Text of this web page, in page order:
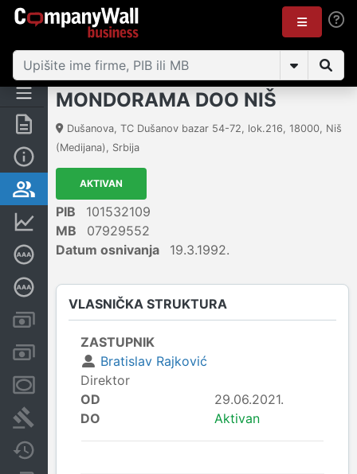
Rezime
Osnovni podaci
Vlasnička struktura
Sertifikat bonitetne izvrsnosti
Dubinska bonitetna ocena
Kreditni limit kompanije
Računi i blokade
Menice i zaloge
Sudski sporovi
MONDORAMA DOO NIŠ
Dušanova, TC Dušanov bazar 54-72, lok.216, 18000, Niš
(Medijana), Srbija
AKTIVAN
PIB
101532109
MB
07929552
Datum osnivanja
19.3.1992.
VLASNIČKA STRUKTURA
ZASTUPNIK
Bratislav Rajković
Direktor
OD
29.06.2021.
DO
Aktivan